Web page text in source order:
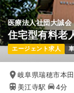
医療法人社団大誠会
住宅型有料老
エージェント求人
岐阜県瑞穂市本
美江寺駅
4分